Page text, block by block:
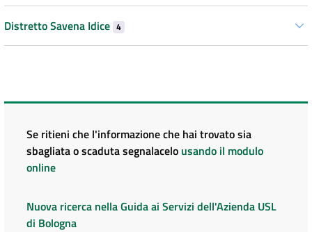
Distretto Savena Idice 4
Se ritieni che l'informazione che hai trovato sia
sbagliata o scaduta segnalacelo usando il modulo
online
Nuova ricerca nella Guida ai Servizi dell'Azienda USL
di Bologna